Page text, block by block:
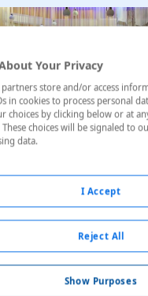
Ver en el mapa
Your Privacy
store and/or access
in cookies to process personal
choices by clicking below or at
These choices will be signaled to
data.
Show Purposes
Reject All
I Accept